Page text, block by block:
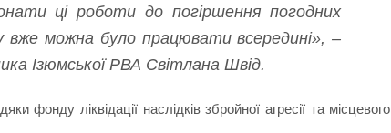
ці роботи до погіршення погодних
можна було працювати всередині», –
Ізюмської РВА Світлана Швід.
фонду ліквідації наслідків збройної агресії та місцевого